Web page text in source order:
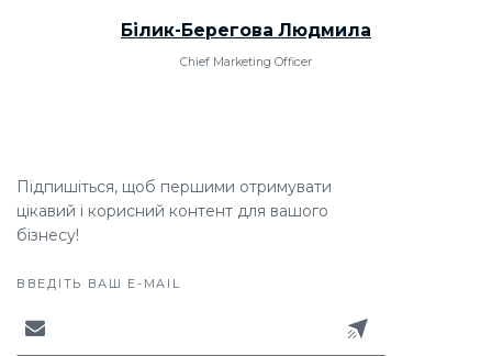
Білик-Берегова Людмила
Chief Marketing Officer
Підпишіться, щоб першими отримувати
цікавий і корисний контент для вашого
бізнесу!
ВВЕДІТЬ ВАШ E-MAIL